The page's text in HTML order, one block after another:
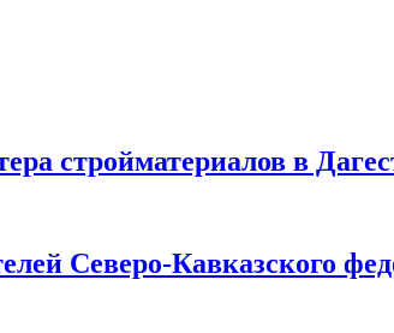
стройматериалов в
Северо-Кавказского